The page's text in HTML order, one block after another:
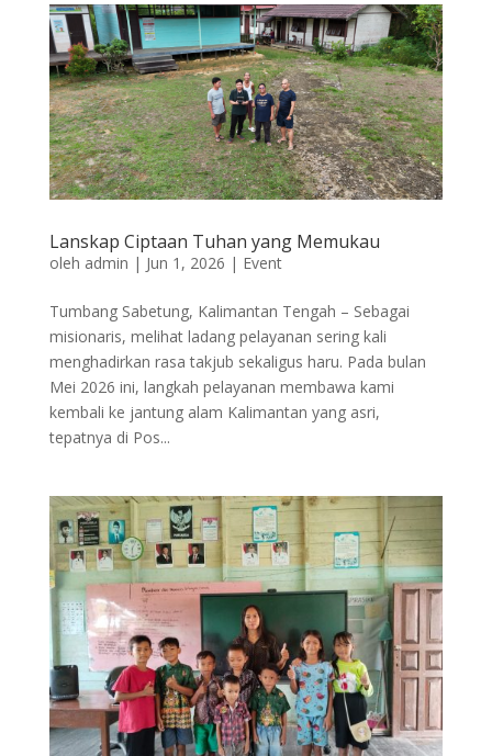
Lanskap Ciptaan Tuhan yang Memukau
oleh admin | Jun 1, 2026 | Event
Tumbang Sabetung, Kalimantan Tengah – Sebagai
misionaris, melihat ladang pelayanan sering kali
menghadirkan rasa takjub sekaligus haru. Pada bulan
Mei 2026 ini, langkah pelayanan membawa kami
kembali ke jantung alam Kalimantan yang asri,
tepatnya di Pos...